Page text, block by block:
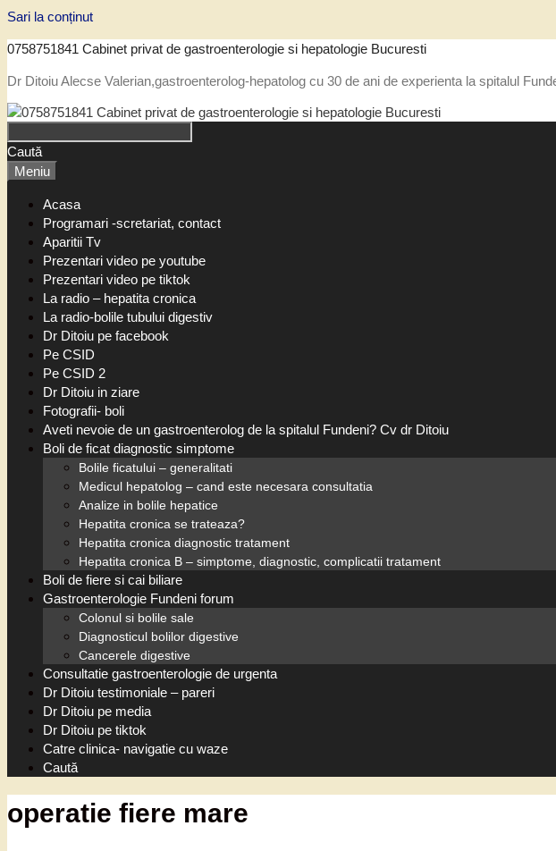
Sari la conținut
0758751841 Cabinet privat de gastroenterologie si hepatologie Bucuresti
Dr Ditoiu Alecse Valerian,gastroenterolog-hepatolog cu 30 de ani de experienta la spitalul
Caută
Meniu
Acasa
Programari -scretariat, contact
Aparitii Tv
Prezentari video pe youtube
Prezentari video pe tiktok
La radio – hepatita cronica
La radio-bolile tubului digestiv
Dr Ditoiu pe facebook
Pe CSID
Pe CSID 2
Dr Ditoiu in ziare
Fotografii- boli
Aveti nevoie de un gastroenterolog de la spitalul Fundeni? Cv dr Ditoiu
Boli de ficat diagnostic simptome
Bolile ficatului – generalitati
Medicul hepatolog – cand este necesara consultatia
Analize in bolile hepatice
Hepatita cronica se trateaza?
Hepatita cronica diagnostic tratament
Hepatita cronica B – simptome, diagnostic, complicatii tratament
Boli de fiere si cai biliare
Gastroenterologie Fundeni forum
Colonul si bolile sale
Diagnosticul bolilor digestive
Cancerele digestive
Consultatie gastroenterologie de urgenta
Dr Ditoiu testimoniale – pareri
Dr Ditoiu pe media
Dr Ditoiu pe tiktok
Catre clinica- navigatie cu waze
Caută
operatie fiere mare